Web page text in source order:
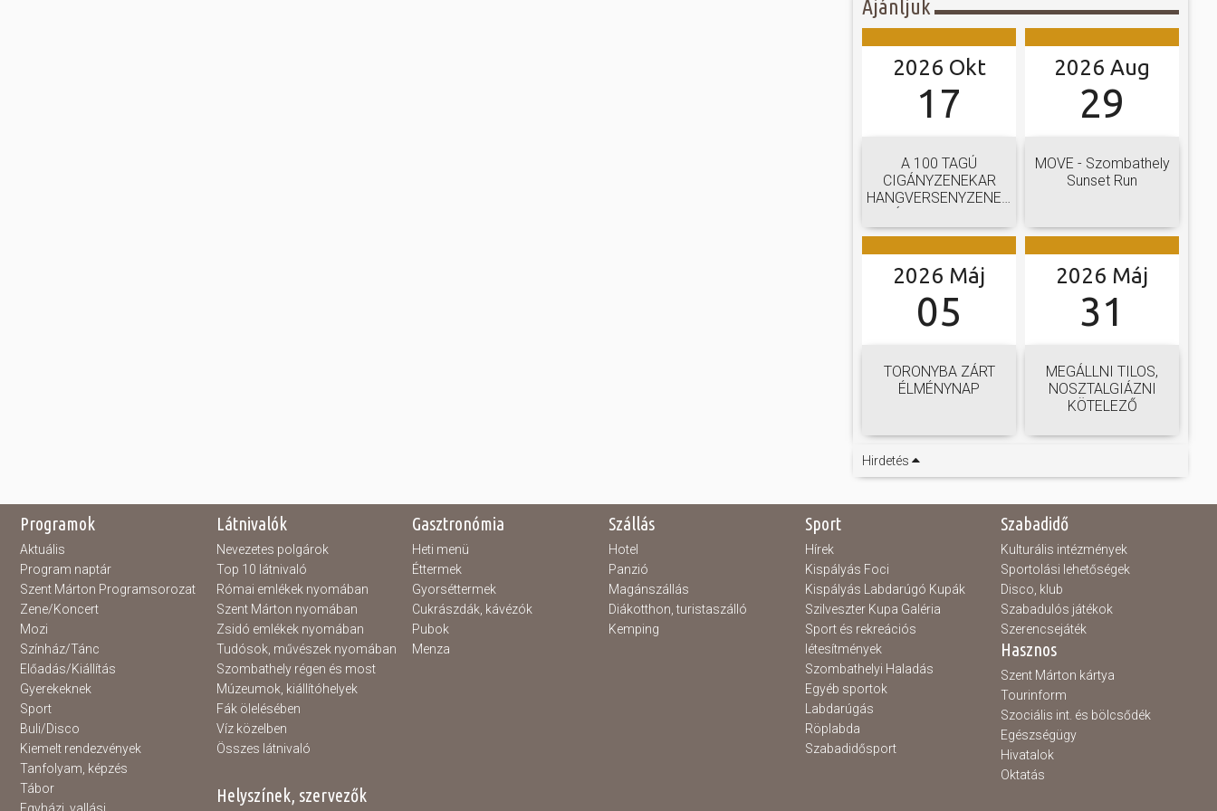
Ajánljuk
2026 Okt
17
A 100 TAGÚ
CIGÁNYZENEKAR
HANGVERSENYZENEKARI
2026 Aug
29
MOVE - Szombathely
Sunset Run
2026 Máj
05
TORONYBA ZÁRT
ÉLMÉNYNAP
2026 Máj
31
MEGÁLLNI TILOS,
NOSZTALGIÁZNI
KÖTELEZŐ
Hirdetés
Programok
Aktuális
Program naptár
Szent Márton Programsorozat
Zene/Koncert
Mozi
Színház/Tánc
Előadás/Kiállítás
Gyerekeknek
Sport
Buli/Disco
Kiemelt rendezvények
Tanfolyam, képzés
Tábor
Látnivalók
Nevezetes polgárok
Top 10 látnivaló
Római emlékek nyomában
Szent Márton nyomában
Zsidó emlékek nyomában
Tudósok, művészek nyomában
Szombathely régen és most
Múzeumok, kiállítóhelyek
Fák ölelésében
Víz közelben
Összes látnivaló
Gasztronómia
Heti menü
Éttermek
Gyorséttermek
Cukrászdák, kávézók
Pubok
Menza
Szállás
Hotel
Panzió
Magánszállás
Diákotthon, turistaszálló
Kemping
Sport
Hírek
Kispályás Foci
Kispályás Labdarúgó Kupák
Szilveszter Kupa Galéria
Sport és rekreációs
létesítmények
Szombathelyi Haladás
Egyéb sportok
Labdarúgás
Röplabda
Szabadidősport
Szabadidő
Kulturális intézmények
Sportolási lehetőségek
Disco, klub
Szabadulós játékok
Szerencsejáték
Hasznos
Szent Márton kártya
Tourinform
Szociális int. és bölcsődék
Egészségügy
Hivatalok
Oktatás
Helyszínek, szervezők